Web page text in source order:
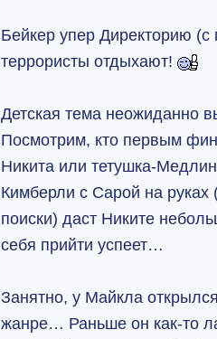
Бейкер упер Директорию
террористы отдыхают!
Детская тема неожиданно
Посмотрим, кто первым
Никита или тетушка-
Кимберли с Сарой на руках
поиски) даст Никите
себя прийти успеет…
Занятно, у Майкла
жанре… Раньше он как-то